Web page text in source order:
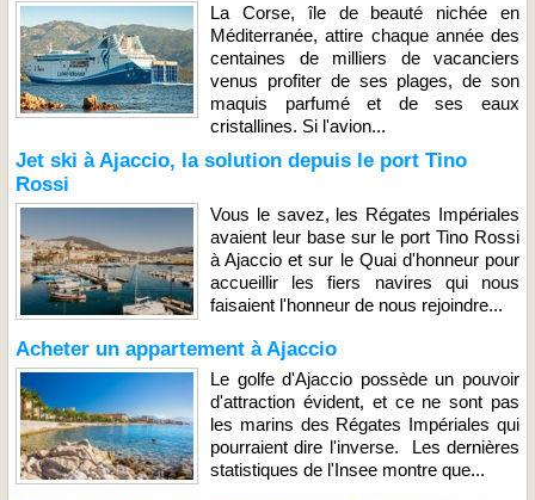
La Corse, île de beauté nichée en
Méditerranée, attire chaque année des
centaines de milliers de vacanciers
venus profiter de ses plages, de son
maquis parfumé et de ses eaux
cristallines. Si l'avion...
Jet ski à Ajaccio, la solution depuis le port Tino
Rossi
Vous le savez, les Régates Impériales
avaient leur base sur le port Tino Rossi
à Ajaccio et sur le Quai d'honneur pour
accueillir les fiers navires qui nous
faisaient l'honneur de nous rejoindre...
Acheter un appartement à Ajaccio
Le golfe d'Ajaccio possède un pouvoir
d'attraction évident, et ce ne sont pas
les marins des Régates Impériales qui
pourraient dire l'inverse. Les dernières
statistiques de l'Insee montre que...